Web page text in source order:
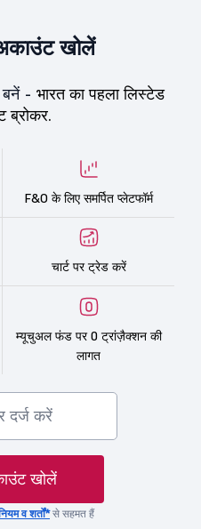
खोलें
बनें - भारत का पहला लिस्टेड
ब्रोकर.
F&O के लिए समर्पित प्लेटफॉर्म
चार्ट पर ट्रेड करें
म्यूचुअल फंड पर 0 ट्रांज़ैक्शन की
लागत
खोलें
व शर्तों*से सहमत हैं